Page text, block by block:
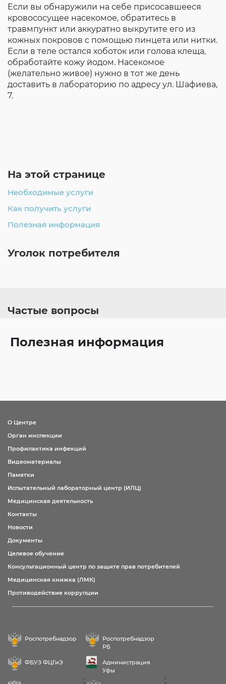
Если вы обнаружили на себе присосавшееся
кровососущее насекомое, обратитесь в
травмпункт или аккуратно выкрутите его из
кожных покровов с помощью пинцета или нитки.
Если в теле остался хоботок или голова клеща,
обработайте кожу йодом. Насекомое
(желательно живое) нужно в тот же день
доставить в лабораторию по адресу ул. Шафиева,
7.
На этой странице
Необходимые услуги
Как получить услуги
Полезная информация
Уголок потребителя
Частые вопросы
Полезная информация
О Центре
Орган инспекции
Профилактика инфекций
Видеоматериалы
Памятки
Испытательный лабораторный центр (ИЛЦ)
Медицинская деятельность
Контакты
Новости
Документы
Целевое обучение
Консультационный центр по защите прав потребителей
Медицинская книжка (ЛМК)
Противодействие коррупции
Роспотребнадзор
Роспотребнадзор
РБ
ФБУЗ ФЦГиЭ
Администрация
Уфы
; ;